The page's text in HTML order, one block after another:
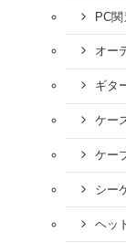
PC関
オー
ギタ
ケー
ケー
シー
ヘッ